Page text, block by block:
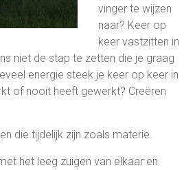
vinger te wijzen
naar? Keer op
keer vastzitten in
niet de stap te zetten die je graag
energie steek je keer op keer in
of nooit heeft gewerkt? Creëren
die tijdelijk zijn zoals materie.
het leeg zuigen van elkaar en